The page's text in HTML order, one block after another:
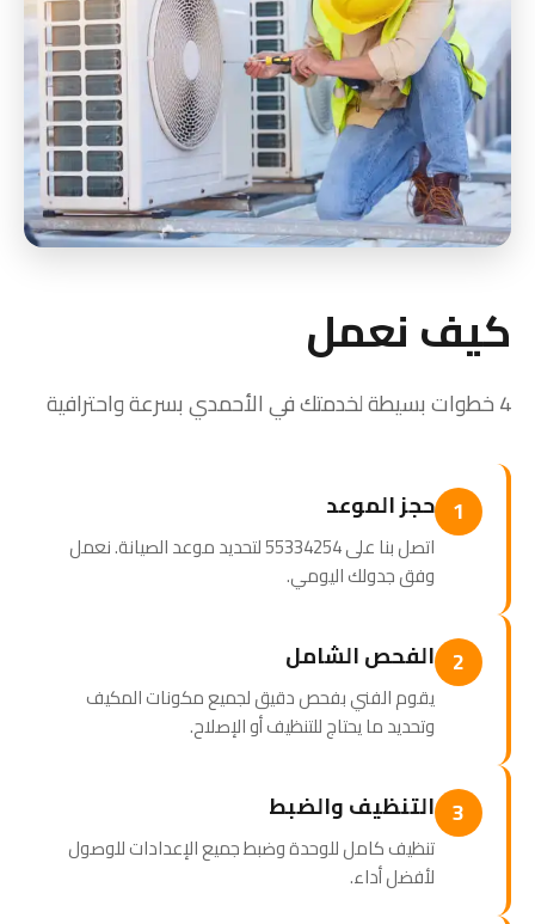
كيف نعمل
4 خطوات بسيطة لخدمتك في الأحمدي بسرعة واحترافية
1 حجز الموعد
اتصل بنا على 55334254 لتحديد موعد الصيانة. نعمل
وفق جدولك اليومي.
2 الفحص الشامل
يقوم الفني بفحص دقيق لجميع مكونات المكيف
وتحديد ما يحتاج للتنظيف أو الإصلاح.
3 التنظيف والضبط
تنظيف كامل للوحدة وضبط جميع الإعدادات للوصول
لأفضل أداء.